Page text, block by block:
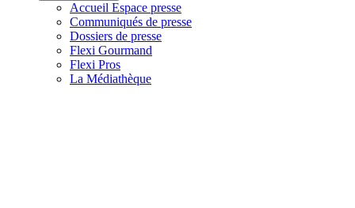
Accueil Espace presse
Communiqués de presse
Dossiers de presse
Flexi Gourmand
Flexi Pros
La Médiathèque